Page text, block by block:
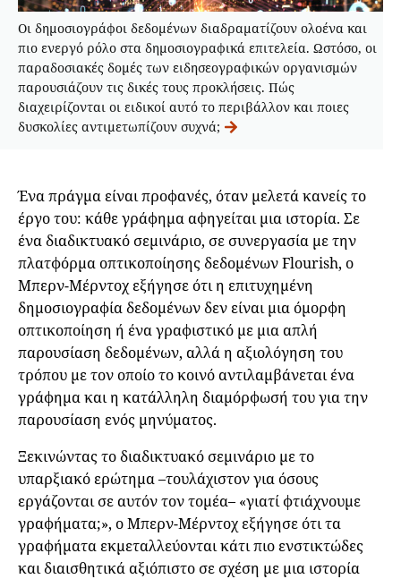
Οι δημοσιογράφοι δεδομένων διαδραματίζουν ολοένα και
πιο ενεργό ρόλο στα δημοσιογραφικά επιτελεία. Ωστόσο, οι
παραδοσιακές δομές των ειδησεογραφικών οργανισμών
παρουσιάζουν τις δικές τους προκλήσεις. Πώς
διαχειρίζονται οι ειδικοί αυτό το περιβάλλον και ποιες
δυσκολίες αντιμετωπίζουν συχνά;
Ένα πράγμα είναι προφανές, όταν μελετά κανείς το
έργο του: κάθε γράφημα αφηγείται μια ιστορία. Σε
ένα διαδικτυακό σεμινάριο, σε συνεργασία με την
πλατφόρμα οπτικοποίησης δεδομένων Flourish, ο
Μπερν-Μέρντοχ εξήγησε ότι η επιτυχημένη
δημοσιογραφία δεδομένων δεν είναι μια όμορφη
οπτικοποίηση ή ένα γραφιστικό με μια απλή
παρουσίαση δεδομένων, αλλά η αξιολόγηση του
τρόπου με τον οποίο το κοινό αντιλαμβάνεται ένα
γράφημα και η κατάλληλη διαμόρφωσή του για την
παρουσίαση ενός μηνύματος.
Ξεκινώντας το διαδικτυακό σεμινάριο με το
υπαρξιακό ερώτημα –τουλάχιστον για όσους
εργάζονται σε αυτόν τον τομέα– «γιατί φτιάχνουμε
γραφήματα;», ο Μπερν-Μέρντοχ εξήγησε ότι τα
γραφήματα εκμεταλλεύονται κάτι πιο ενστικτώδες
και διαισθητικά αξιόπιστο σε σχέση με μια ιστορία